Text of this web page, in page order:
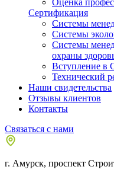
Оценка
Сертификация
Системы
Системы
Системы
охраны
Вступление в
Технический
Наши свидетельства
Отзывы клиентов
Контакты
Связаться с нами
г. Амурск, проспект